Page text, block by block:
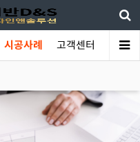
시공사례 고객센터